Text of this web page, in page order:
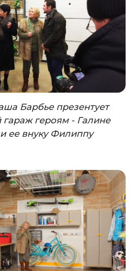
Барбье презентует
героям - Галине
ее внуку Филиппу